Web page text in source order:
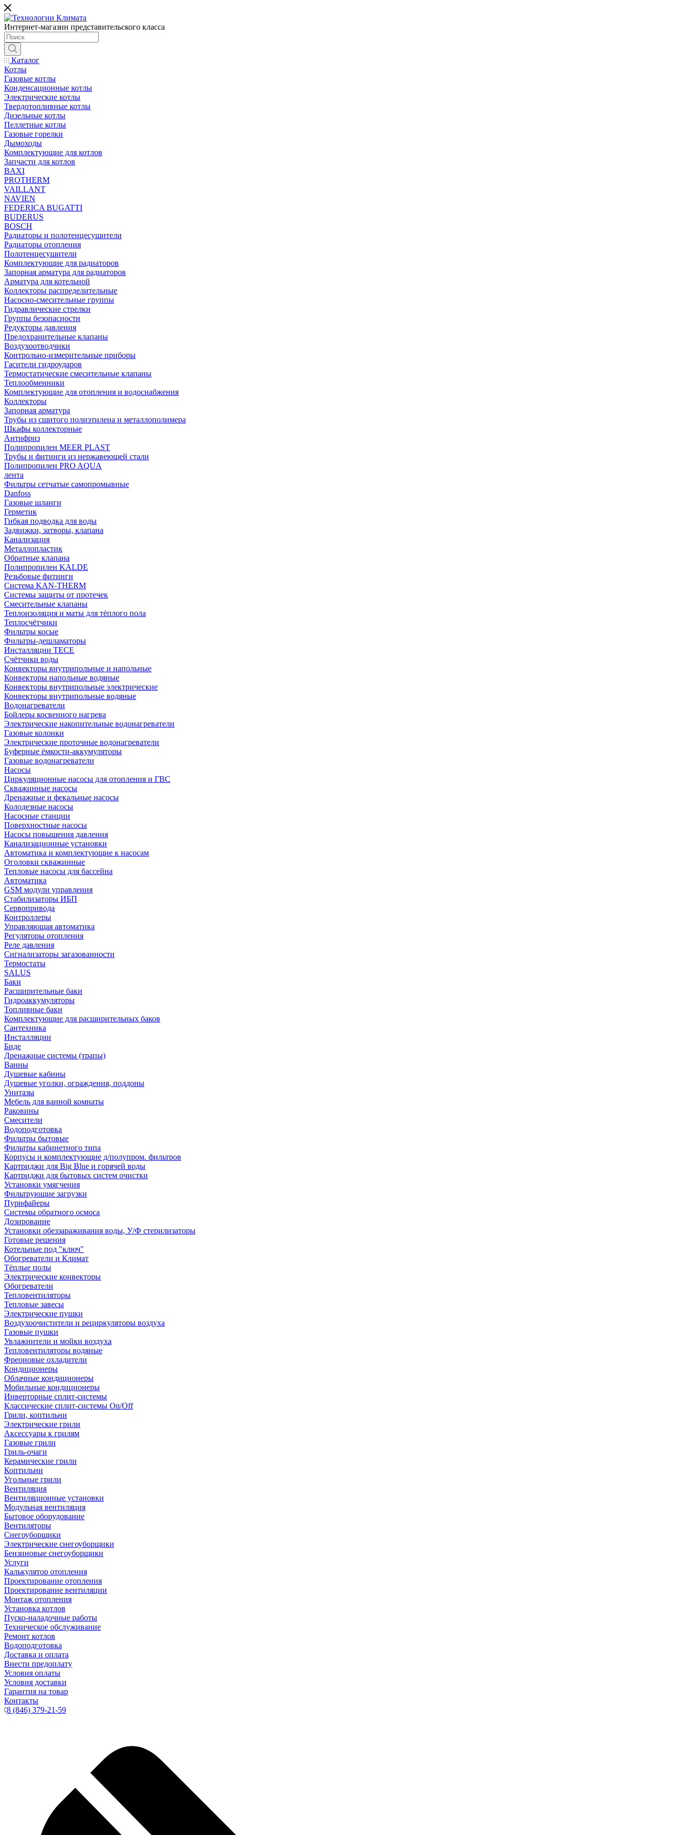
Интернет-магазин представительского класса
Каталог
Котлы
Газовые котлы
Конденсационные котлы
Электрические котлы
Твердотопливные котлы
Дизельные котлы
Пеллетные котлы
Газовые горелки
Дымоходы
Комплектующие для котлов
Запчасти для котлов
BAXI
PROTHERM
VAILLANT
NAVIEN
FEDERICA BUGATTI
BUDERUS
BOSCH
Радиаторы и полотенцесушители
Радиаторы отопления
Полотенцесушители
Комплектующие для радиаторов
Запорная арматура для радиаторов
Арматура для котельной
Коллекторы распределительные
Насосно-смесительные группы
Гидравлические стрелки
Группы безопасности
Редукторы давления
Предохранительные клапаны
Воздухоотводчики
Контрольно-измерительные приборы
Гасители гидроударов
Термостатические смесительные клапаны
Теплообменники
Комплектующие для отопления и водоснабжения
Коллекторы
Запорная арматура
Трубы из сшитого полиэтилена и металлополимера
Шкафы коллекторные
Антифриз
Полипропилен MEER PLAST
Трубы и фитинги из нержавеющей стали
Полипропилен PRO AQUA
лента
Фильтры сетчатые самопромывные
Danfoss
Газовые шланги
Герметик
Гибкая подводка для воды
Задвижки, затворы, клапана
Канализация
Металлопластик
Обратные клапана
Полипропилен KALDE
Резьбовые фитинги
Система KAN-THERM
Системы защиты от протечек
Смесительные клапаны
Теплоизоляция и маты для тёплого пола
Теплосчётчики
Фильтры косые
Фильтры-дешламаторы
Инсталляции TECE
Счётчики воды
Конвекторы внутрипольные и напольные
Конвекторы напольные водяные
Конвекторы внутрипольные электрические
Конвекторы внутрипольные водяные
Водонагреватели
Бойлеры косвенного нагрева
Электрические накопительные водонагреватели
Газовые колонки
Электрические проточные водонагреватели
Буферные ёмкости-аккумуляторы
Газовые водонагреватели
Насосы
Циркуляционные насосы для отопления и ГВС
Скважинные насосы
Дренажные и фекальные насосы
Колодезные насосы
Насосные станции
Поверхностные насосы
Насосы повышения давления
Канализационные установки
Автоматика и комплектующие к насосам
Оголовки скважинные
Тепловые насосы для бассейна
Автоматика
GSM модули управления
Стабилизаторы ИБП
Сервопривода
Контроллеры
Управляющая автоматика
Регуляторы отопления
Реле давления
Сигнализаторы загазованности
Термостаты
SALUS
Баки
Расширительные баки
Гидроаккумуляторы
Топливные баки
Комплектующие для расширительных баков
Сантехника
Инсталляции
Биде
Дренажные системы (трапы)
Ванны
Душевые кабины
Душевые уголки, ограждения, поддоны
Унитазы
Мебель для ванной комнаты
Раковины
Смесители
Водоподготовка
Фильтры бытовые
Фильтры кабинетного типа
Корпусы и комплектующие д/полупром. фильтров
Картриджи для Big Blue и горячей воды
Картриджи для бытовых систем очистки
Установки умягчения
Фильтрующие загрузки
Пурифайеры
Системы обратного осмоса
Дозирование
Установки обеззараживания воды, У/Ф стерилизаторы
Готовые решения
Котельные под "ключ"
Обогреватели и Климат
Тёплые полы
Электрические конвекторы
Обогреватели
Тепловентиляторы
Тепловые завесы
Электрические пушки
Воздухоочистители и рециркуляторы воздуха
Газовые пушки
Увлажнители и мойки воздуха
Тепловентиляторы водяные
Фреоновые охладители
Кондиционеры
Облачные кондиционеры
Мобильные кондиционеры
Инверторные сплит-системы
Классические сплит-системы On/Off
Грили, коптильни
Электрические грили
Аксессуары к грилям
Газовые грили
Гриль-очаги
Керамические грили
Коптильни
Угольные грили
Вентиляция
Вентиляционные установки
Модульная вентиляция
Бытовое оборудование
Вентиляторы
Снегоуборщики
Электрические снегоуборщики
Бензиновые снегоуборщики
Услуги
Калькулятор отопления
Проектирование отопления
Проектирование вентиляции
Монтаж отопления
Установка котлов
Пуско-наладочные работы
Техническое обслуживание
Ремонт котлов
Водоподготовка
Доставка и оплата
Внести предоплату
Условия оплаты
Условия доставки
Гарантия на товар
Контакты
8 (846) 379-21-59